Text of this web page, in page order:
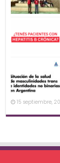
15 septiembre,